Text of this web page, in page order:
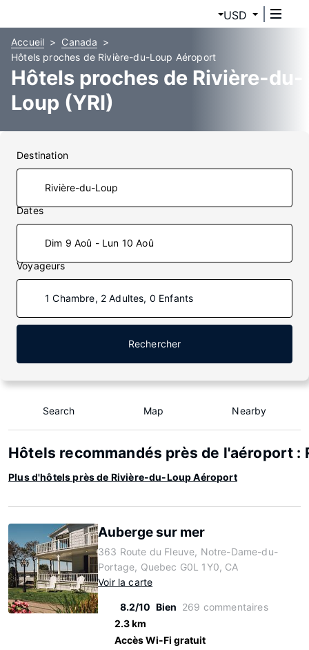
USD
Accueil
Canada
Hôtels proches de Rivière-du-Loup Aéroport
Hôtels proches de Rivière-du-
Loup (YRI)
Destination
Dates
Dim 9 Aoû - Lun 10 Aoû
Voyageurs
1 Chambre, 2 Adultes, 0 Enfants
Rechercher
Search Map Nearby
Hôtels recommandés près de l'aéroport :
Plus d'hôtels près de Rivière-du-Loup Aéroport
Auberge sur mer
363 Route du Fleuve, Notre-Dame-du-
Portage, Quebec G0L 1Y0, CA
Voir la carte
8.2/10 Bien 269 commentaires
2.3 km
Accès Wi-Fi gratuit